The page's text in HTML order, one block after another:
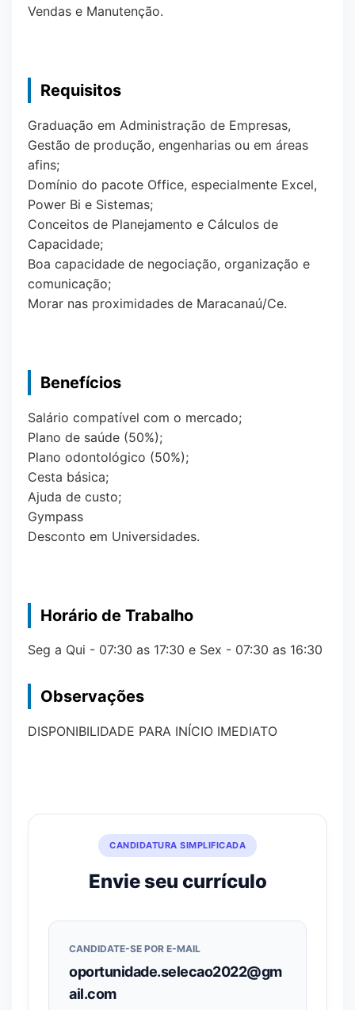
Vendas e Manutenção.
Requisitos
Graduação em Administração de Empresas,
Gestão de produção, engenharias ou em áreas
afins;
Domínio do pacote Office, especialmente Excel,
Power Bi e Sistemas;
Conceitos de Planejamento e Cálculos de
Capacidade;
Boa capacidade de negociação, organização e
comunicação;
Morar nas proximidades de Maracanaú/Ce.
Benefícios
Salário compatível com o mercado;
Plano de saúde (50%);
Plano odontológico (50%);
Cesta básica;
Ajuda de custo;
Gympass
Desconto em Universidades.
Horário de Trabalho
Seg a Qui - 07:30 as 17:30 e Sex - 07:30 as 16:30
Observações
DISPONIBILIDADE PARA INÍCIO IMEDIATO
CANDIDATURA SIMPLIFICADA
Envie seu currículo
CANDIDATE-SE POR E-MAIL
oportunidade.selecao2022@gm
ail.com